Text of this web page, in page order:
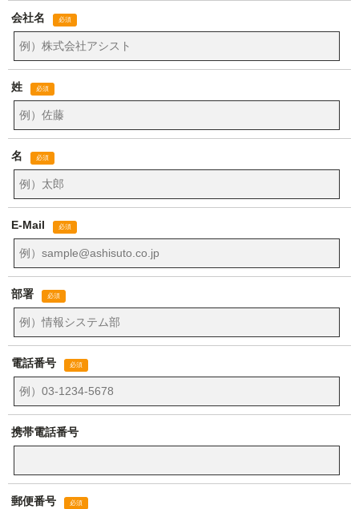
会社名
姓
名
E-Mail
部署
電話番号
携帯電話番号
郵便番号